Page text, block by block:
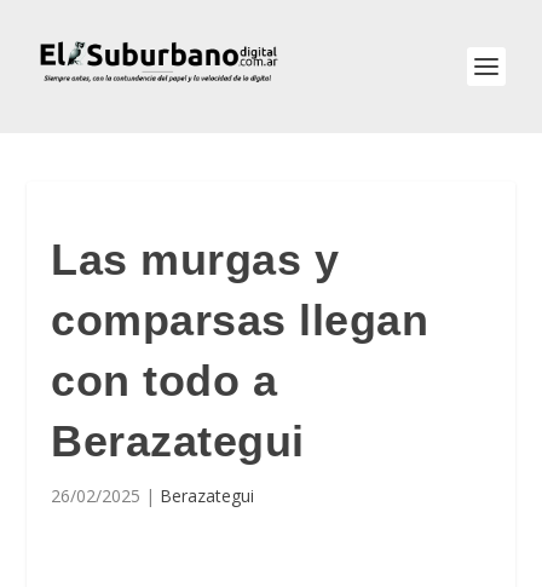
Las murgas y
comparsas llegan
con todo a
Berazategui
26/02/2025 | Berazategui